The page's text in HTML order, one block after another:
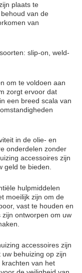
plaats te
van de
van
slip-on, weld-
om te voldoen aan
zorgt ervoor dat
een breed scala van
in de olie- en
onderdelen zonder
accessoires zijn
geld te bieden.
hulpmiddelen
moeilijk zijn om de
vast te houden en
ontworpen om uw
accessoires zijn
behuizing op zijn
van het